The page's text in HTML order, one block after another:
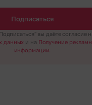
Подписаться
вы даёте согласие
данных и на Получение
информации.